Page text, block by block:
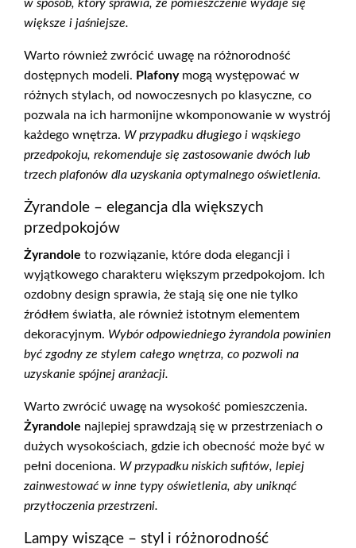
w sposób, który sprawia, że pomieszczenie wydaje się
większe i jaśniejsze.
Warto również zwrócić uwagę na różnorodność
dostępnych modeli. Plafonymogą występować w
różnych stylach, od nowoczesnych po klasyczne, co
pozwala na ich harmonijne wkomponowanie w wystrój
każdego wnętrza. W przypadku długiego i wąskiego
przedpokoju, rekomenduje się zastosowanie dwóch lub
trzech plafonów dla uzyskania optymalnego oświetlenia.
Żyrandole – elegancja dla większych
przedpokojów
Żyrandole to rozwiązanie, które doda elegancji i
wyjątkowego charakteru większym przedpokojom. Ich
ozdobny design sprawia, że stają się one nie tylko
źródłem światła, ale również istotnym elementem
dekoracyjnym. Wybór odpowiedniego żyrandola powinien
być zgodny ze stylem całego wnętrza, co pozwoli na
uzyskanie spójnej aranżacji.
Warto zwrócić uwagę na wysokość pomieszczenia.
Żyrandole najlepiej sprawdzają się w przestrzeniach o
dużych wysokościach, gdzie ich obecność może być w
pełni doceniona. W przypadku niskich sufitów, lepiej
zainwestować w inne typy oświetlenia, aby uniknąć
przytłoczenia przestrzeni.
Lampy wiszące – styl i różnorodność